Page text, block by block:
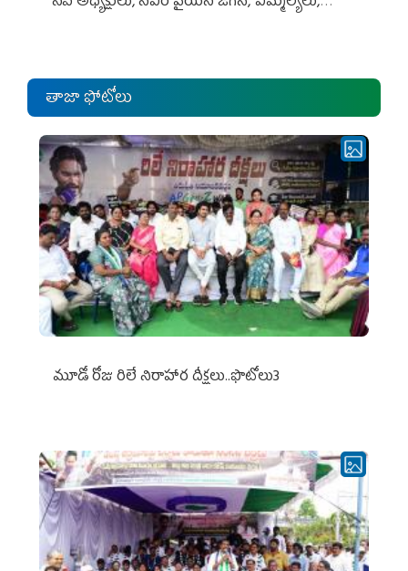
తాజా ఫోటోలు
మూడో రోజు రిలే నిరాహార దీక్షలు..ఫొటోలు3